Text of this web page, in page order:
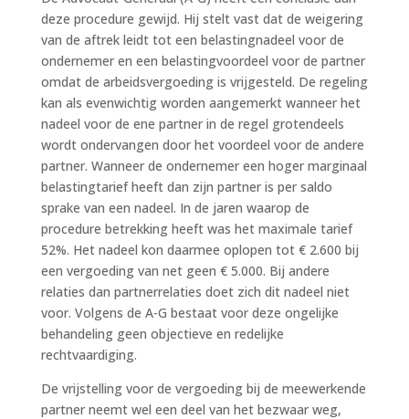
deze procedure gewijd. Hij stelt vast dat de weigering
van de aftrek leidt tot een belastingnadeel voor de
ondernemer en een belastingvoordeel voor de partner
omdat de arbeidsvergoeding is vrijgesteld. De regeling
kan als evenwichtig worden aangemerkt wanneer het
nadeel voor de ene partner in de regel grotendeels
wordt ondervangen door het voordeel voor de andere
partner. Wanneer de ondernemer een hoger marginaal
belastingtarief heeft dan zijn partner is per saldo
sprake van een nadeel. In de jaren waarop de
procedure betrekking heeft was het maximale tarief
52%. Het nadeel kon daarmee oplopen tot € 2.600 bij
een vergoeding van net geen € 5.000. Bij andere
relaties dan partnerrelaties doet zich dit nadeel niet
voor. Volgens de A-G bestaat voor deze ongelijke
behandeling geen objectieve en redelijke
rechtvaardiging.
De vrijstelling voor de vergoeding bij de meewerkende
partner neemt wel een deel van het bezwaar weg,